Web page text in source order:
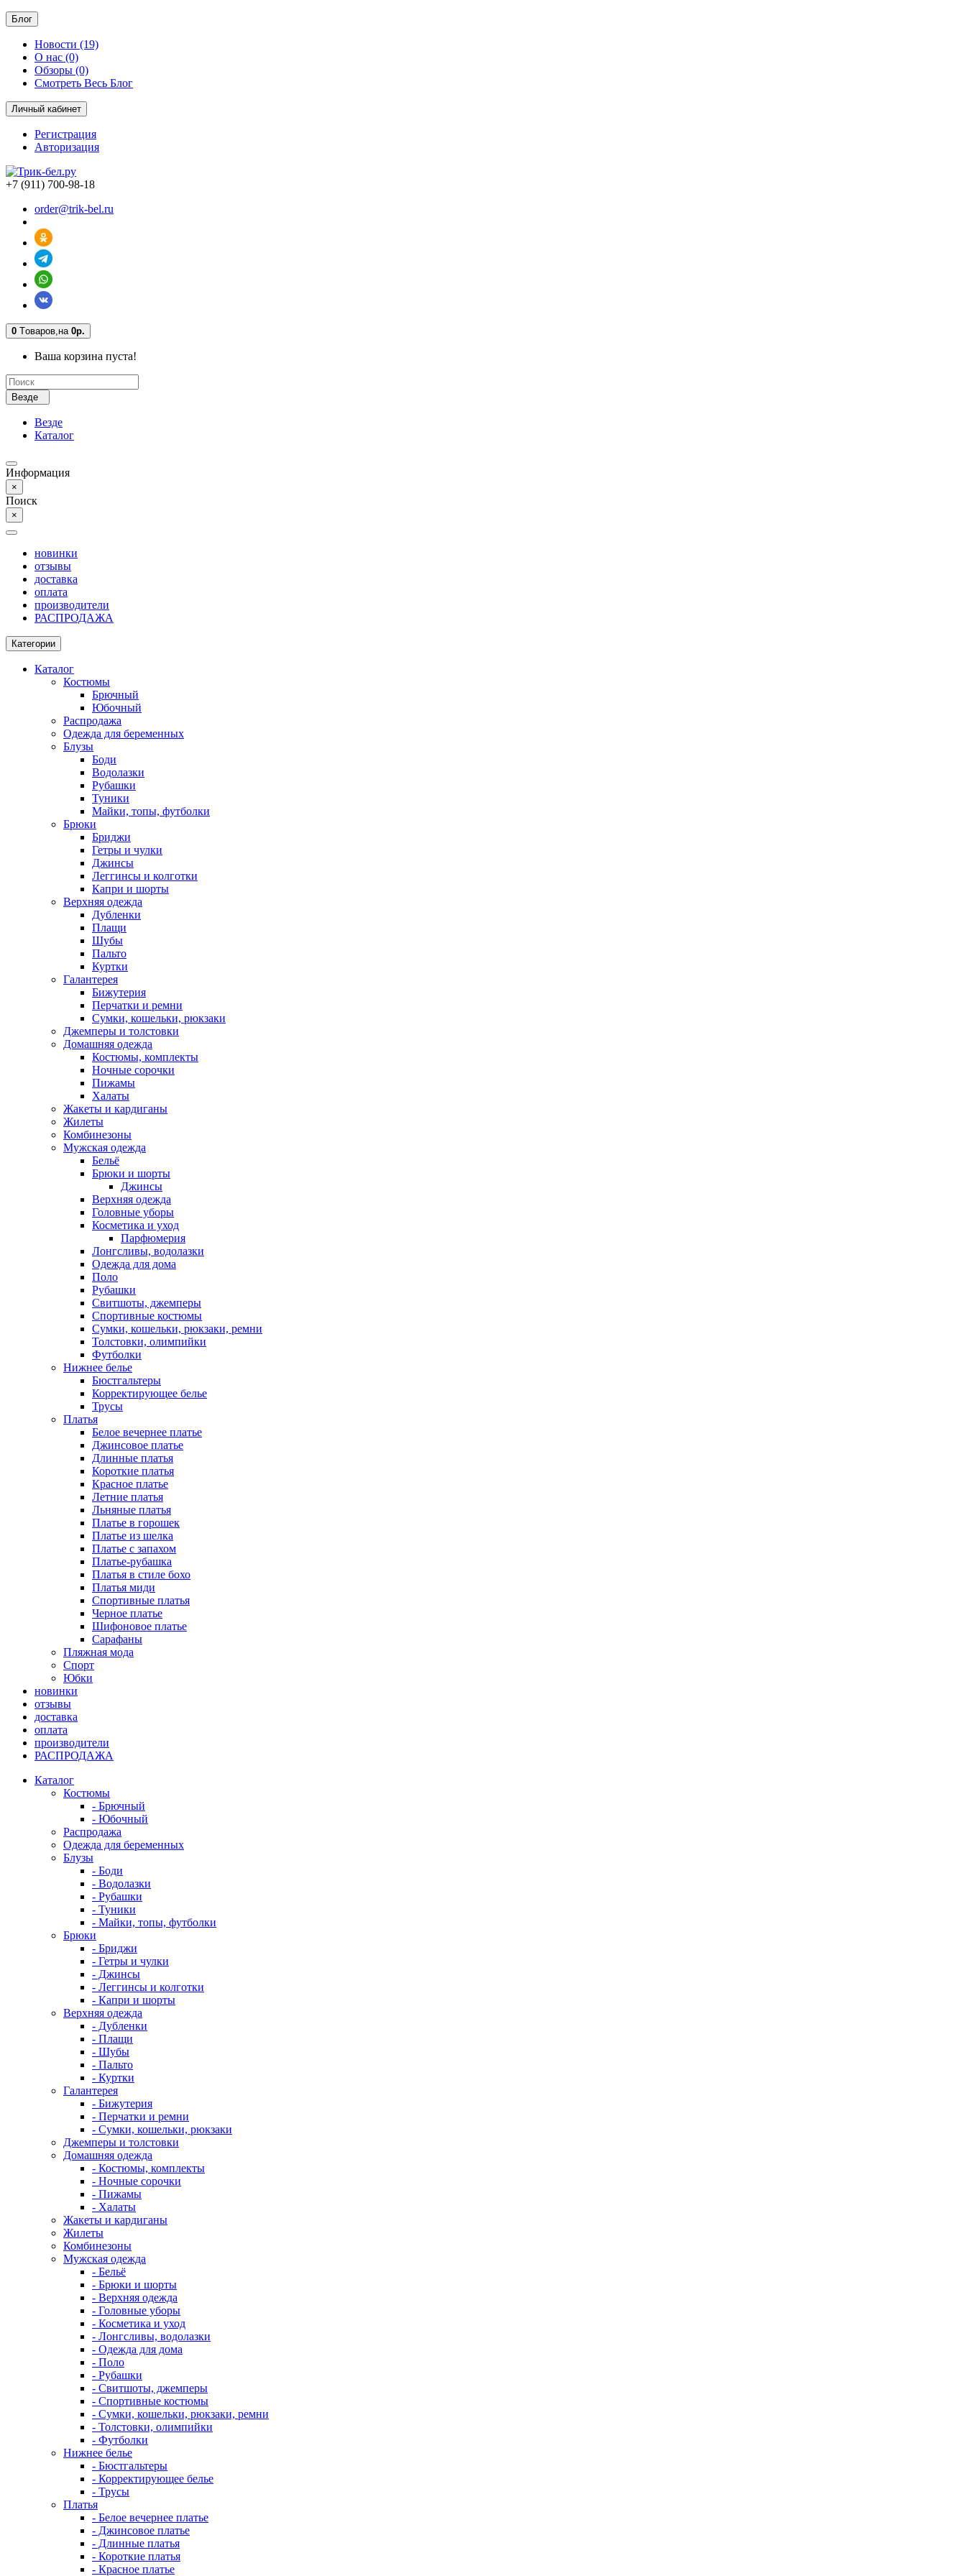
Блог
Новости (19)
О нас (0)
Обзоры (0)
Смотреть Весь Блог
Личный кабинет
Регистрация
Авторизация
+7 (911) 700-98-18
order@trik-bel.ru
0 Tоваров,на 0р.
Ваша корзина пуста!
Везде
Везде
Каталог
Информация
×
Поиск
×
новинки
отзывы
доставка
оплата
производители
РАСПРОДАЖА
Категории
Каталог
Костюмы
Брючный
Юбочный
Распродажа
Одежда для беременных
Блузы
Боди
Водолазки
Рубашки
Туники
Майки, топы, футболки
Брюки
Бриджи
Гетры и чулки
Джинсы
Леггинсы и колготки
Капри и шорты
Верхняя одежда
Дубленки
Плащи
Шубы
Пальто
Куртки
Галантерея
Бижутерия
Перчатки и ремни
Сумки, кошельки, рюкзаки
Джемперы и толстовки
Домашняя одежда
Костюмы, комплекты
Ночные сорочки
Пижамы
Халаты
Жакеты и кардиганы
Жилеты
Комбинезоны
Мужская одежда
Бельё
Брюки и шорты
Джинсы
Верхняя одежда
Головные уборы
Косметика и уход
Парфюмерия
Лонгсливы, водолазки
Одежда для дома
Поло
Рубашки
Свитшоты, джемперы
Спортивные костюмы
Сумки, кошельки, рюкзаки, ремни
Толстовки, олимпийки
Футболки
Нижнее белье
Бюстгальтеры
Корректирующее белье
Трусы
Платья
Белое вечернее платье
Джинсовое платье
Длинные платья
Короткие платья
Красное платье
Летние платья
Льняные платья
Платье в горошек
Платье из шелка
Платье с запахом
Платье-рубашка
Платья в стиле бохо
Платья миди
Спортивные платья
Черное платье
Шифоновое платье
Сарафаны
Пляжная мода
Спорт
Юбки
новинки
отзывы
доставка
оплата
производители
РАСПРОДАЖА
Каталог
Костюмы
- Брючный
- Юбочный
Распродажа
Одежда для беременных
Блузы
- Боди
- Водолазки
- Рубашки
- Туники
- Майки, топы, футболки
Брюки
- Бриджи
- Гетры и чулки
- Джинсы
- Леггинсы и колготки
- Капри и шорты
Верхняя одежда
- Дубленки
- Плащи
- Шубы
- Пальто
- Куртки
Галантерея
- Бижутерия
- Перчатки и ремни
- Сумки, кошельки, рюкзаки
Джемперы и толстовки
Домашняя одежда
- Костюмы, комплекты
- Ночные сорочки
- Пижамы
- Халаты
Жакеты и кардиганы
Жилеты
Комбинезоны
Мужская одежда
- Бельё
- Брюки и шорты
- Верхняя одежда
- Головные уборы
- Косметика и уход
- Лонгсливы, водолазки
- Одежда для дома
- Поло
- Рубашки
- Свитшоты, джемперы
- Спортивные костюмы
- Сумки, кошельки, рюкзаки, ремни
- Толстовки, олимпийки
- Футболки
Нижнее белье
- Бюстгальтеры
- Корректирующее белье
- Трусы
Платья
- Белое вечернее платье
- Джинсовое платье
- Длинные платья
- Короткие платья
- Красное платье